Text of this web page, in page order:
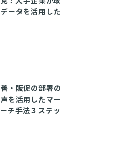
ータを活用した
・販促の部署の
を活用したマー
チ手法３ステッ